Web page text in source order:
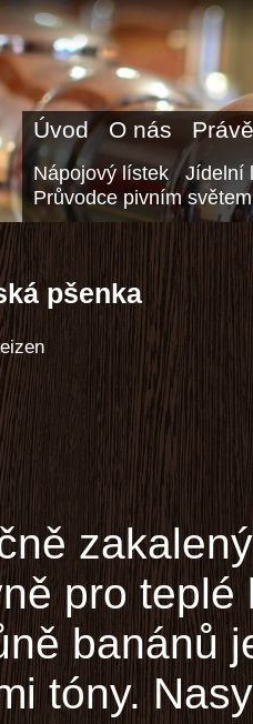
Úvod O nás
Nápojový lístek
Jídelní
Průvodce pivním světem
pšenka
pro teplé
banánů
tóny.